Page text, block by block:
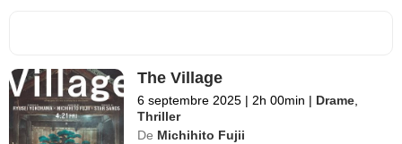
The Village
6 septembre 2025 | 2h 00min | Drame
Thriller
De Michihito Fujii